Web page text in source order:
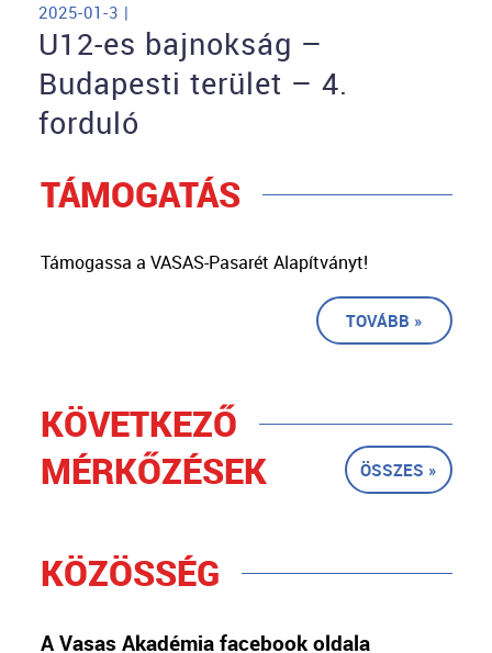
2025-01-3 |
U12-es bajnokság –
Budapesti terület – 4.
forduló
TÁMOGATÁS
Támogassa a VASAS-Pasarét Alapítványt!
TOVÁBB »
KÖVETKEZŐ
MÉRKŐZÉSEK
ÖSSZES »
KÖZÖSSÉG
A Vasas Akadémia facebook oldala